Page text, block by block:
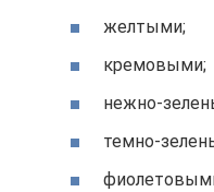
желтыми;
кремовыми;
нежно-
темно-